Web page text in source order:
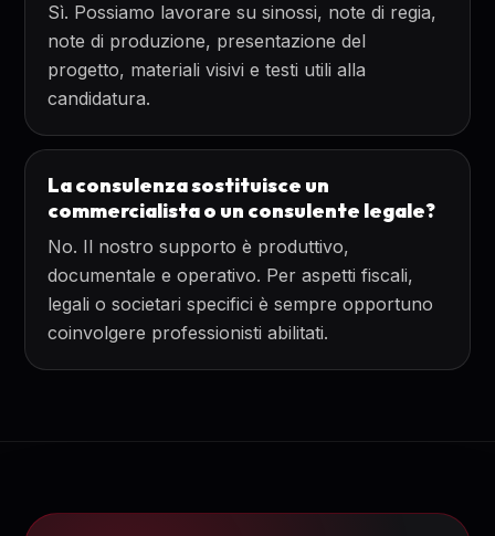
Sì. Possiamo lavorare su sinossi, note di regia,
note di produzione, presentazione del
progetto, materiali visivi e testi utili alla
candidatura.
La consulenza sostituisce un
commercialista o un consulente legale?
No. Il nostro supporto è produttivo,
documentale e operativo. Per aspetti fiscali,
legali o societari specifici è sempre opportuno
coinvolgere professionisti abilitati.